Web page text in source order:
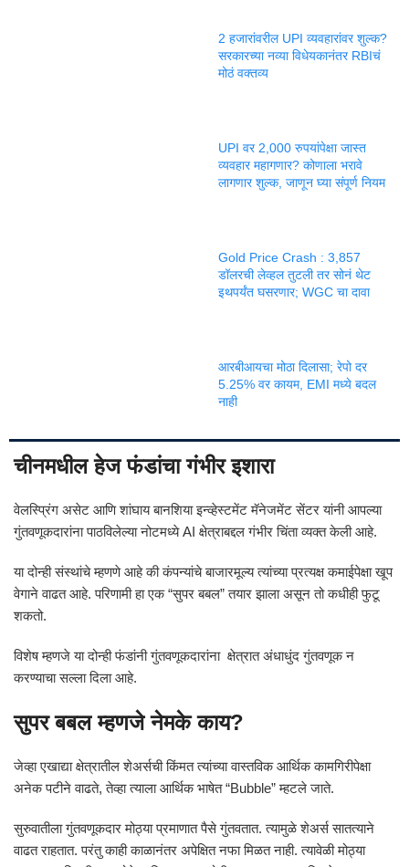
2 हजारांवरील UPI व्यवहारांवर शुल्क?
सरकारच्या नव्या विधेयकानंतर RBIचं
मोठं वक्तव्य
UPI वर 2,000 रुपयांपेक्षा जास्त
व्यवहार महागणार? कोणाला भरावे
लागणार शुल्क, जाणून घ्या संपूर्ण नियम
Gold Price Crash : 3,857
डॉलरची लेव्हल तुटली तर सोनं थेट
इथपर्यंत घसरणार; WGC चा दावा
आरबीआयचा मोठा दिलासा; रेपो दर
5.25% वर कायम, EMI मध्ये बदल
नाही
चीनमधील हेज फंडांचा गंभीर इशारा
वेलस्प्रिंग असेट आणि शांघाय बानशिया इन्व्हेस्टमेंट मॅनेजमेंट सेंटर यांनी आपल्या
गुंतवणूकदारांना पाठविलेल्या नोटमध्ये AI क्षेत्राबद्दल गंभीर चिंता व्यक्त केली आहे.
या दोन्ही संस्थांचे म्हणणे आहे की कंपन्यांचे बाजारमूल्य त्यांच्या प्रत्यक्ष कमाईपेक्षा खूप
वेगाने वाढत आहे. परिणामी हा एक “सुपर बबल” तयार झाला असून तो कधीही फुटू
शकतो.
विशेष म्हणजे या दोन्ही फंडांनी गुंतवणूकदारांना क्षेत्रात अंधाधुंद गुंतवणूक न
करण्याचा सल्ला दिला आहे.
सुपर बबल म्हणजे नेमके काय?
जेव्हा एखाद्या क्षेत्रातील शेअर्सची किंमत त्यांच्या वास्तविक आर्थिक कामगिरीपेक्षा
अनेक पटीने वाढते, तेव्हा त्याला आर्थिक भाषेत “Bubble” म्हटले जाते.
सुरुवातीला गुंतवणूकदार मोठ्या प्रमाणात पैसे गुंतवतात. त्यामुळे शेअर्स सातत्याने
वाढत राहतात. परंतु काही काळानंतर अपेक्षित नफा मिळत नाही. त्यावेळी मोठ्या